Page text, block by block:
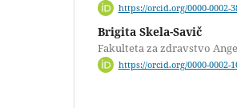
https://orcid.org/0000-0002-
Brigita Skela-Savič
Fakulteta za zdravstvo
https://orcid.org/0000-0002-